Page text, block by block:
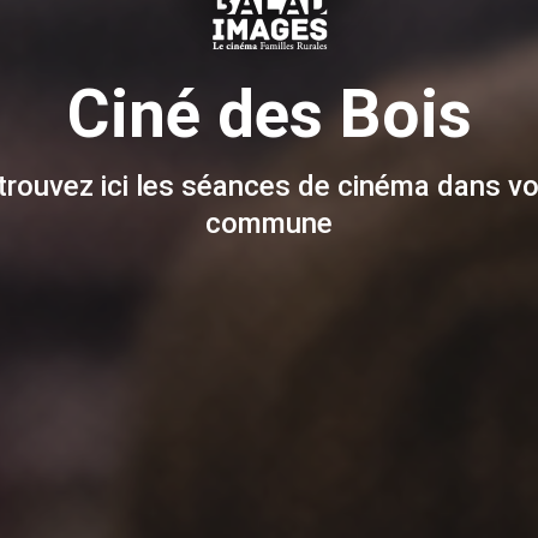
Ciné des Bois
ici les séances de cinéma dans
commune